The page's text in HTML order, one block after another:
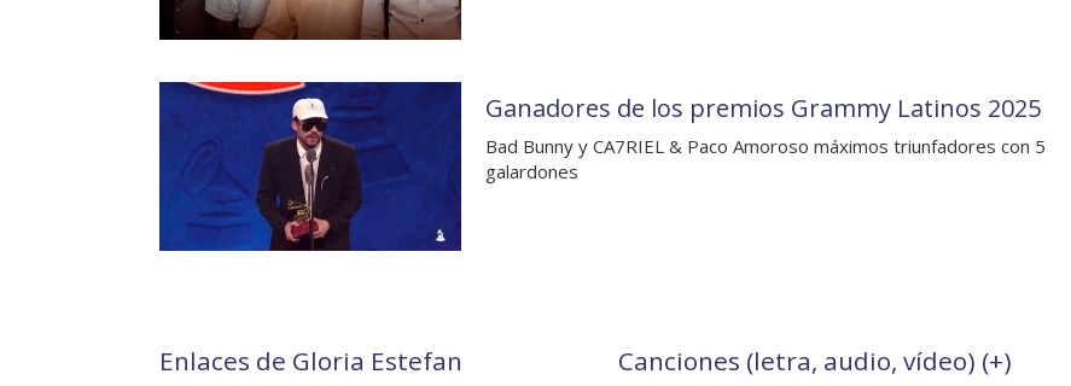
Ganadores de los premios Grammy Latinos 2025
Bad Bunny y CA7RIEL & Paco Amoroso máximos triunfadores con 5
galardones
Enlaces de Gloria Estefan Canciones (letra, audio, vídeo) (+)